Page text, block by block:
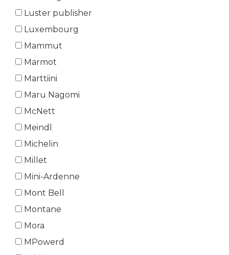
Luster publisher
Luxembourg
Mammut
Marmot
Marttiini
Maru Nagomi
McNett
Meindl
Michelin
Millet
Mini-Ardenne
Mont Bell
Montane
Mora
MPowerd